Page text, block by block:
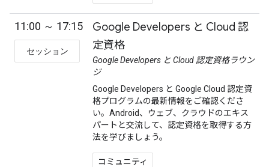
11:00 ～ 17:15
セッション
Google Developers と Cloud 認
定資格
Google Developers と Cloud 認定資格ラウン
ジ
Google Developers と Google Cloud 認定資
格プログラムの最新情報をご確認くださ
い。Android、ウェブ、クラウドのエキス
パートと交流して、認定資格を取得する方
法を学びましょう。
コミュニティ